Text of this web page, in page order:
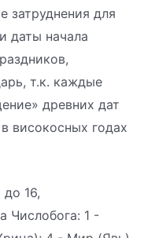
затруднения для
даты начала
т.к. каждые
древних дат
високосных годах
16,
Числобога: 1 -